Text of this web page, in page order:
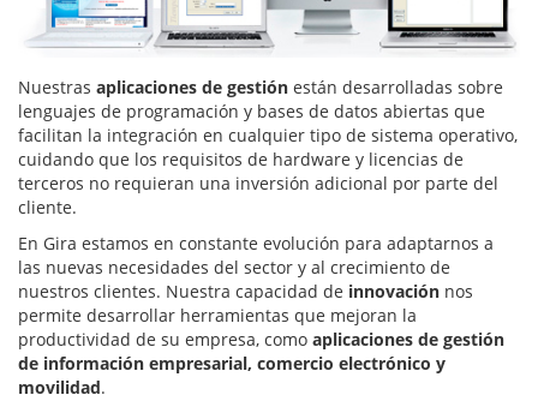
Nuestras aplicaciones de gestión están desarrolladas sobre
lenguajes de programación y bases de datos abiertas que
facilitan la integración en cualquier tipo de sistema operativo,
cuidando que los requisitos de hardware y licencias de
terceros no requieran una inversión adicional por parte del
cliente.
En Gira estamos en constante evolución para adaptarnos a
las nuevas necesidades del sector y al crecimiento de
nuestros clientes. Nuestra capacidad de innovación nos
permite desarrollar herramientas que mejoran la
productividad de su empresa, como aplicaciones de gestión
de información empresarial, comercio electrónico y
movilidad.